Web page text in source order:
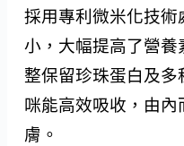
採用專利微米化技
小，大幅提高了營
整保留珍珠蛋白及
咪能高效吸收，由
膚。